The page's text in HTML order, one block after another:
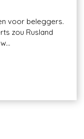
voor beleggers.
zou Rusland